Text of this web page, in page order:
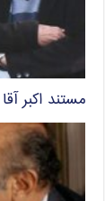
مستند اکبر